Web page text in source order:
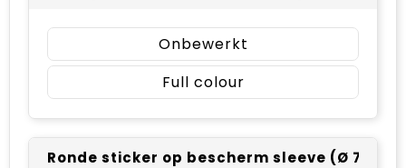
Onbewerkt
Full colour
Ronde sticker op bescherm sleeve (Ø